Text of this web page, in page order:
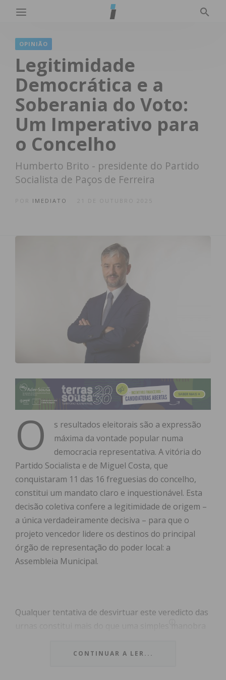
OPINIÃO
Legitimidade
Democrática e a
Soberania do Voto:
Um Imperativo para
o Concelho
Humberto Brito - presidente do Partido
Socialista de Paços de Ferreira
IMEDIATO 21 DE OUTUBRO 2025
O
s resultados eleitorais são a expressão
máxima da vontade popular numa
democracia representativa. A vitória do
Partido Socialista e de Miguel Costa, que
conquistaram 11 das 16 freguesias do concelho,
constitui um mandato claro e inquestionável. Esta
decisão coletiva confere a legitimidade de origem –
a única verdadeiramente decisiva – para que o
projeto vencedor lidere os destinos do principal
órgão de representação do poder local: a
Assembleia Municipal.
Qualquer tentativa de desvirtuar este veredicto das
basilares do contrato social democrático. A
CONTINUAR A LER...